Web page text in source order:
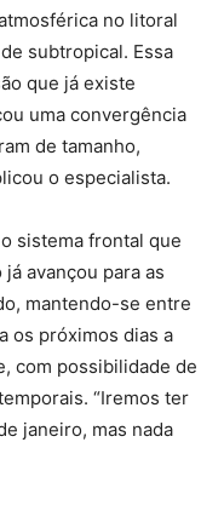
no litoral
subtropical. Essa
que já existe
uma convergência
de tamanho,
o especialista.
sistema frontal que
avançou para as
mantendo-se entre
os próximos dias a
com possibilidade de
“Iremos ter
janeiro, mas nada